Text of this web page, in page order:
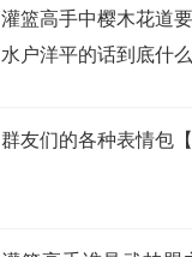
灌篮高手中樱木花道
水户洋平的话到底什
群友们的各种表情包【